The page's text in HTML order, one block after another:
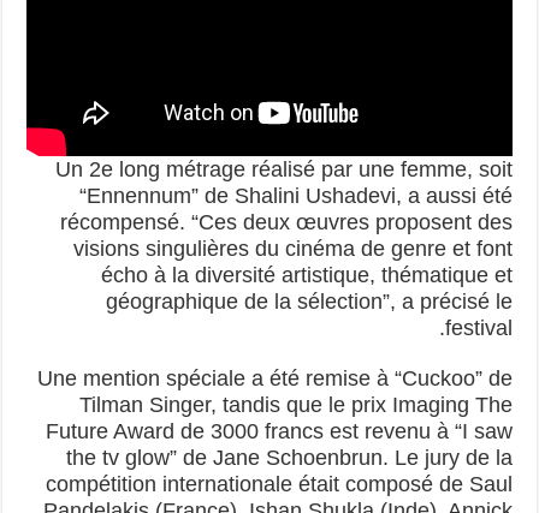
Un 2e long métrage réalisé par une femme, soit
“Ennennum” de Shalini Ushadevi, a aussi été
récompensé. “Ces deux œuvres proposent des
visions singulières du cinéma de genre et font
écho à la diversité artistique, thématique et
géographique de la sélection”, a précisé le
festival.
Une mention spéciale a été remise à “Cuckoo” de
Tilman Singer, tandis que le prix Imaging The
Future Award de 3000 francs est revenu à “I saw
the tv glow” de Jane Schoenbrun. Le jury de la
compétition internationale était composé de Saul